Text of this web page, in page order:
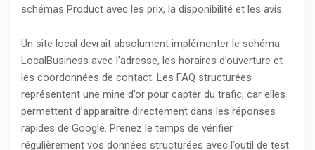
schémas Product avec les prix, la disponibilité et les avis.
Un site local devrait absolument implémenter le schéma
LocalBusiness avec l’adresse, les horaires d’ouverture et
les coordonnées de contact. Les FAQ structurées
représentent une mine d’or pour capter du trafic, car elles
permettent d’apparaître directement dans les réponses
rapides de Google. Prenez le temps de vérifier
régulièrement vos données structurées avec l’outil de test